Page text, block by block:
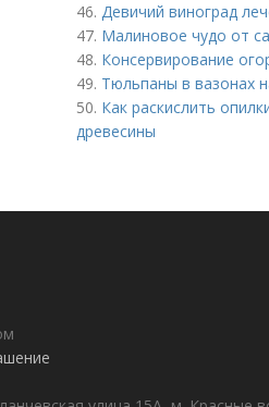
46. Девичий виноград
47. Малиновое чудо от
48. Консервирование
49. Тюльпаны в вазонах
50. Как раскислить
древесины